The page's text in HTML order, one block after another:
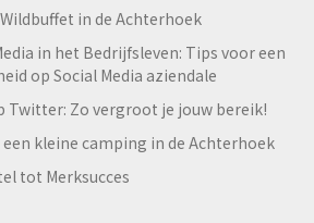
in de Achterhoek
in het Bedrijfsleven: Tips voor een
op Social Media aziendale
Twitter: Zo vergroot je jouw bereik!
kleine camping in de Achterhoek
tot Merksucces